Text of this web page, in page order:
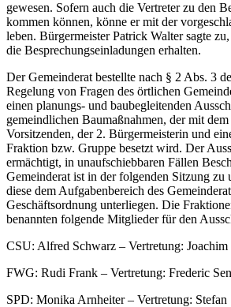
gewesen. Sofern auch die Vertreter zu den
kommen können, könne er mit der
leben. Bürgermeister Patrick Walter sagte
die Besprechungseinladungen erhalten.
Der Gemeinderat bestellte nach § 2 Abs. 3
Regelung von Fragen des örtlichen
einen planungs- und baubegleitenden
gemeindlichen Baumaßnahmen, der mit
Vorsitzenden, der 2. Bürgermeisterin und
Fraktion bzw. Gruppe besetzt wird. Der
ermächtigt, in unaufschiebbaren Fällen
Gemeinderat ist in der folgenden Sitzung zu
diese dem Aufgabenbereich des
Geschäftsordnung unterliegen. Die
benannten folgende Mitglieder für den
CSU: Alfred Schwarz – Vertretung:
FWG: Rudi Frank – Vertretung: Frederic
SPD: Monika Arnheiter – Vertretung: Stefan